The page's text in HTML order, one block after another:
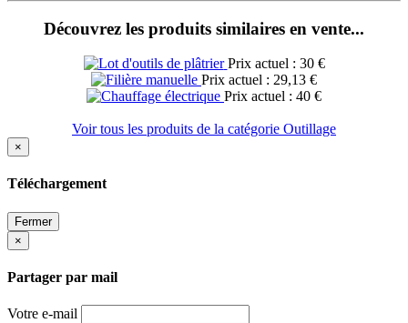
Découvrez les produits similaires en vente...
Prix actuel : 30 €
Prix actuel : 29,13 €
Prix actuel : 40 €
Voir tous les produits de la catégorie Outillage
×
Téléchargement
Fermer
×
Partager par mail
Votre e-mail